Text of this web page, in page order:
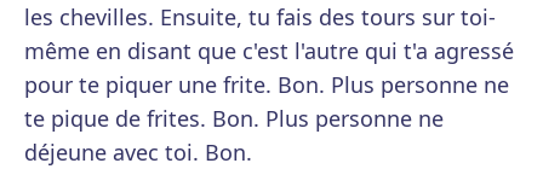
les chevilles. Ensuite, tu fais des tours sur toi-
même en disant que c'est l'autre qui t'a agressé
pour te piquer une frite. Bon. Plus personne ne
te pique de frites. Bon. Plus personne ne
déjeune avec toi. Bon.